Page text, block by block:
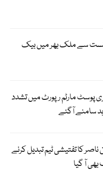
اسلامی کا 16 اگست سے ملک بھر میں بیک
پوسٹ مارٹم رپورٹ میں تشدد
سامنے آگئے
کا تفتیشی ٹیم تبدیل کرنے
بھی آ گیا